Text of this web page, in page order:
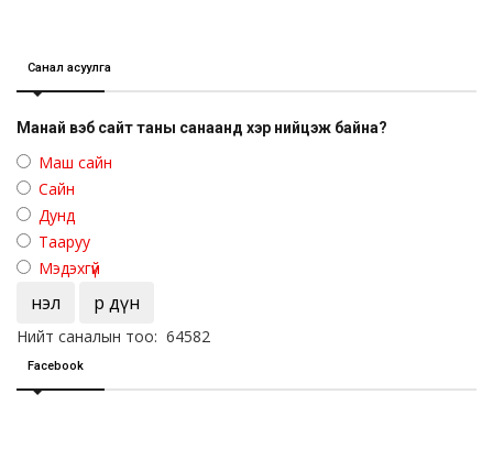
Санал асуулга
Манай вэб сайт таны санаанд хэр нийцэж байна?
Маш сайн
Сайн
Дунд
Тааруу
Мэдэхгүй
Үнэл Үр дүн
Нийт саналын тоо: 64582
Facebook